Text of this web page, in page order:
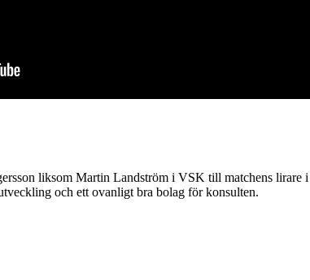
liksom Martin Landström i VSK till matchens lirare i
och ett ovanligt bra bolag för konsulten.